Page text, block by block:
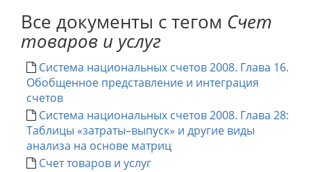
Все документы с тегом Счет
товаров и услуг
Система национальных счетов 2008. Глава 16.
Обобщенное представление и интеграция
счетов
Система национальных счетов 2008. Глава 28:
Таблицы «затраты–выпуск» и другие виды
анализа на основе матриц
Счет товаров и услуг